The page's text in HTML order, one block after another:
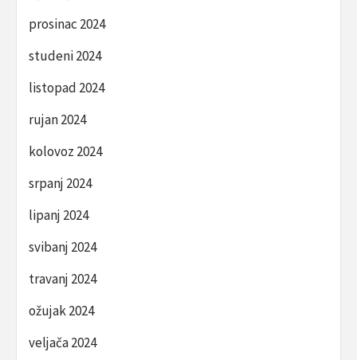
prosinac 2024
studeni 2024
listopad 2024
rujan 2024
kolovoz 2024
srpanj 2024
lipanj 2024
svibanj 2024
travanj 2024
ožujak 2024
veljača 2024